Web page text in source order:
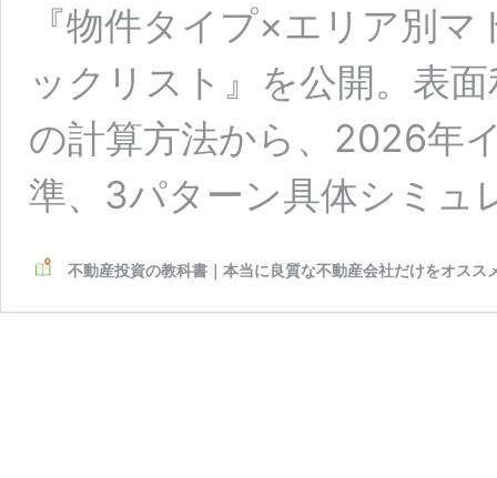
『物件タイプ×エリア別
ックリスト』を公開。表
の計算方法から、2026年
準、3パターン具体シミュ
不動産投資の教科書｜本当に良質な不動産会社だけをオスス